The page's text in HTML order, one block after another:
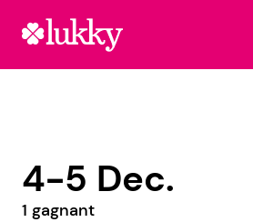
4-5 Dec.
1 gagnant